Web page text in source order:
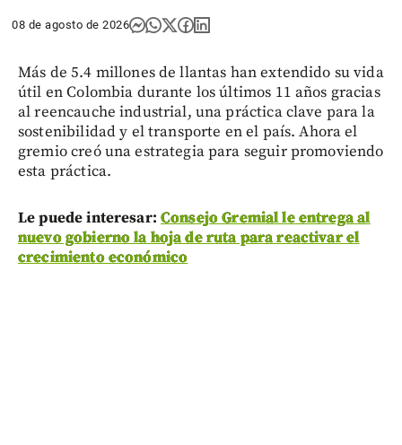
08 de agosto de 2026
Más de 5.4 millones de llantas han extendido su vida
útil en Colombia durante los últimos 11 años gracias
al reencauche industrial, una práctica clave para la
sostenibilidad y el transporte en el país. Ahora el
gremio creó una estrategia para seguir promoviendo
esta práctica.
Le puede interesar: Consejo Gremial le entrega al
nuevo gobierno la hoja de ruta para reactivar el
crecimiento económico